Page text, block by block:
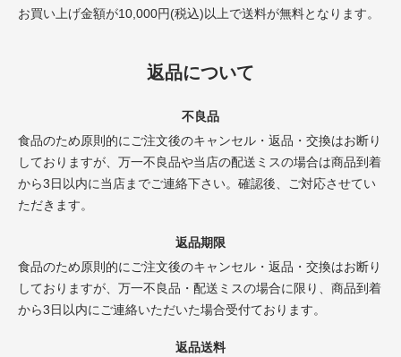
お買い上げ金額が10,000円(税込)以上で送料が無料となります。
返品について
不良品
食品のため原則的にご注文後のキャンセル・返品・交換はお断り
しておりますが、万一不良品や当店の配送ミスの場合は商品到着
から3日以内に当店までご連絡下さい。確認後、ご対応させてい
ただきます。
返品期限
食品のため原則的にご注文後のキャンセル・返品・交換はお断り
しておりますが、万一不良品・配送ミスの場合に限り、商品到着
から3日以内にご連絡いただいた場合受付ております。
返品送料